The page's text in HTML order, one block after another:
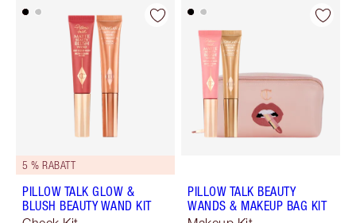
5 % RABATT
PILLOW TALK GLOW &
BLUSH BEAUTY WAND KIT
PILLOW TALK BEAUTY
WANDS & MAKEUP BAG KIT